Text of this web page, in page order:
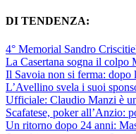
DI TENDENZA:
4° Memorial Sandro
La Casertana sogna il colpo
Il Savoia non si ferma:
L’Avellino svela i suoi
Ufficiale: Claudio Manzi è
Scafatese, poker all’Anzio:
Un ritorno dopo 24 anni: